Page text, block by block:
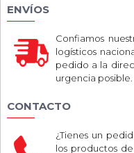
ENVÍOS
Confiamos
logísticos
pedido a la
urgencia posible.
CONTACTO
¿Tienes un
los productos